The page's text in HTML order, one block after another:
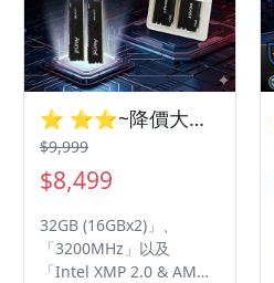
⭐️ ⭐️⭐️~降價大促銷 Kingston FURY Beast 獸獵者 DDR4-3200 32GB (16GBx2) 桌上型超頻記憶體套裝⭐️⭐️⭐️
$9,999
$8,499
32GB (16GBx2)」、
「3200MHz」以及
「Intel XMP 2.0 & AMD